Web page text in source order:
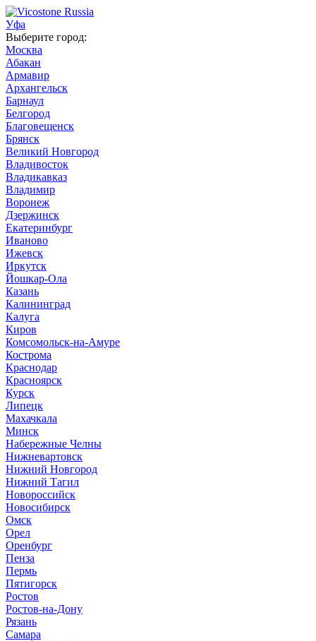
Уфа
Выберите город:
Москва
Абакан
Армавир
Архангельск
Барнаул
Белгород
Благовещенск
Брянск
Великий Новгород
Владивосток
Владикавказ
Владимир
Воронеж
Дзержинск
Екатеринбург
Иваново
Ижевск
Иркутск
Йошкар-Ола
Казань
Калининград
Калуга
Киров
Комсомольск-на-Амуре
Кострома
Краснодар
Красноярск
Курск
Липецк
Махачкала
Минск
Набережные Челны
Нижневартовск
Нижний Новгород
Нижний Тагил
Новороссийск
Новосибирск
Омск
Орел
Оренбург
Пенза
Пермь
Пятигорск
Ростов
Ростов-на-Дону
Рязань
Самара